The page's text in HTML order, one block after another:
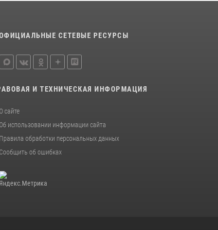
СЕТЕВЫЕ РЕСУРСЫ
И ТЕХНИЧЕСКАЯ ИНФОРМАЦИЯ
О сайте
Об использовании информации сайта
Правила обработки персональных данных
Сообщить об ошибках